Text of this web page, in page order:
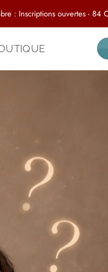
: Inscriptions ouvertes - 84